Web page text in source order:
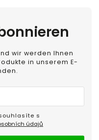
wir werden Ihnen
in unserem E-
údajů